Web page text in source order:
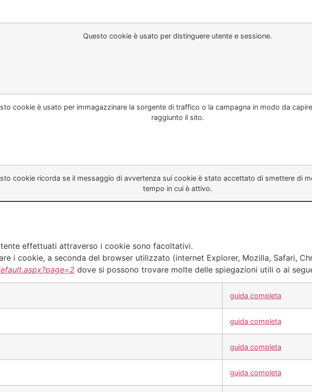
Questo cookie è usato per distinguere utente e sessione.
cookie è usato per immagazzinare la sorgente di traffico o la campagna in modo da capire
raggiunto il sito.
cookie ricorda se il messaggio di avvertenza sui cookie è stato accettato di smettere di
tempo in cui è attivo.
effettuati attraverso i cookie sono facoltativi.
i cookie, a seconda del browser utilizzato (internet Explorer, Mozilla, Safari,
dove si possono trovare molte delle spiegazioni utili o ai
guida completa
guida completa
guida completa
guida completa